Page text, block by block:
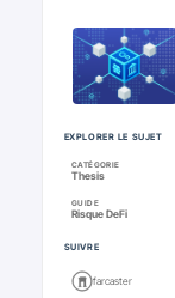
EXPLORER LE SUJET
CATÉGORIE
Thesis
GUIDE
Risque DeFi
SUIVRE
farcaster